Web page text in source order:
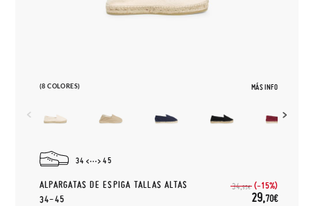
(8 COLORES) MÁS INFO
34 45
ALPARGATAS DE ESPIGA TALLAS ALTAS
34-45
34,95€ (-15%)
29,70€